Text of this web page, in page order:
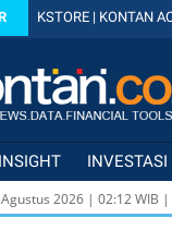
KSTORE | KONTAN
INSIGHT INVESTASI
2026 | 02:12WIB |